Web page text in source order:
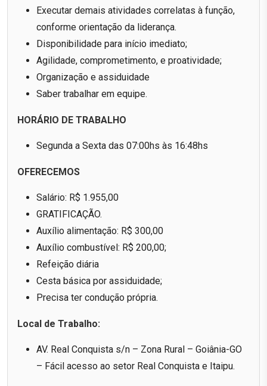
Executar demais atividades correlatas à função,
conforme orientação da liderança.
Disponibilidade para início imediato;
Agilidade, comprometimento, e proatividade;
Organização e assiduidade
Saber trabalhar em equipe.
HORÁRIO DE TRABALHO
Segunda a Sexta das 07:00hs às 16:48hs
OFERECEMOS
Salário: R$ 1.955,00
GRATIFICAÇÃO.
Auxílio alimentação: R$ 300,00
Auxílio combustível: R$ 200,00;
Refeição diária
Cesta básica por assiduidade;
Precisa ter condução própria.
Local de Trabalho:
AV. Real Conquista s/n – Zona Rural – Goiânia-GO
– Fácil acesso ao setor Real Conquista e Itaipu.